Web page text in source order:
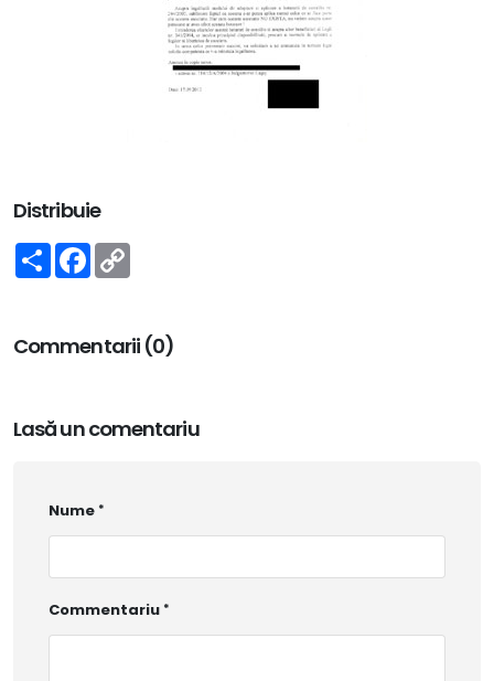
Distribuie
Share Facebook
Commentarii (0)
Lasă un comentariu
Nume
Commentariu